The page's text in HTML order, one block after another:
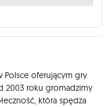
Polsce oferującym gry
2003 roku gromadzimy
która spędza